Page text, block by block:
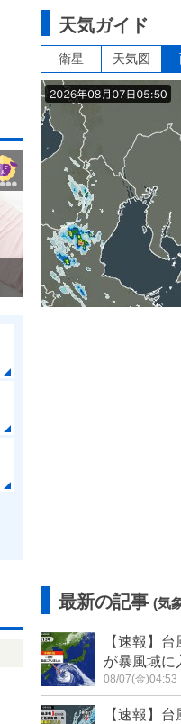
天気ガイド
衛星 天気図
最新の記事 (気
【速報】
が暴風域に
08/07(金)04:53
【速報】